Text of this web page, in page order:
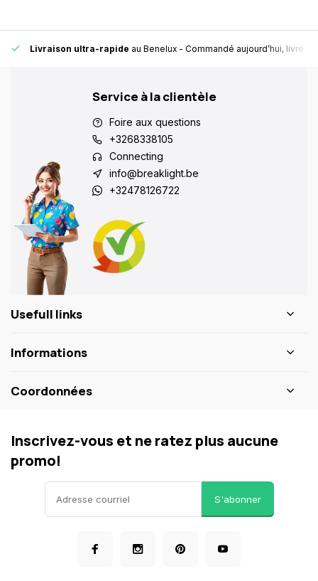
Livraison ultra-rapide au Benelux - Commandé aujourd’hui, livré
Service à la clientèle
Foire aux questions
+3268338105
Connecting
info@breaklight.be
+32478126722
Usefull links
Informations
Coordonnées
Inscrivez-vous et ne ratez plus aucune
promo!
S'abonner